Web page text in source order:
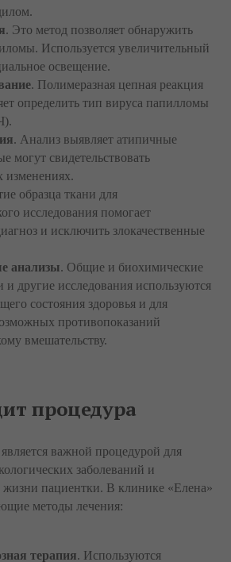
. Это метод позволяет обнаружить
Используется увеличительный
освещение.
. Полимеразная цепная реакция
определить тип вируса папилломы
. Анализ выявляет атипичные
могут свидетельствовать
изменениях.
образца ткани для
исследования помогает
и исключить злокачественные
анализы. Общие и биохимические
и другие исследования используются
состояния здоровья и для
противопоказаний
вмешательству.
процедура
важной процедурой для
заболеваний и
жизни пациентки. В клинике «Елена»
методы лечения:
терапия. Используются